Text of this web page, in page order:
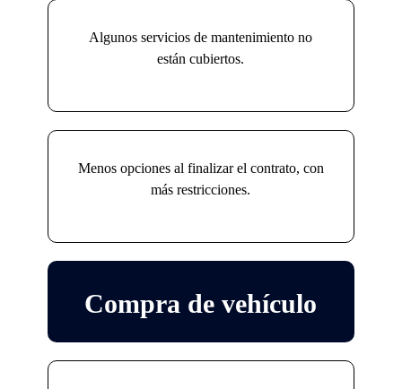
Compra de vehículo
Algunos servicios de mantenimiento no
están cubiertos.
Menos opciones al finalizar el contrato, con
más restricciones.